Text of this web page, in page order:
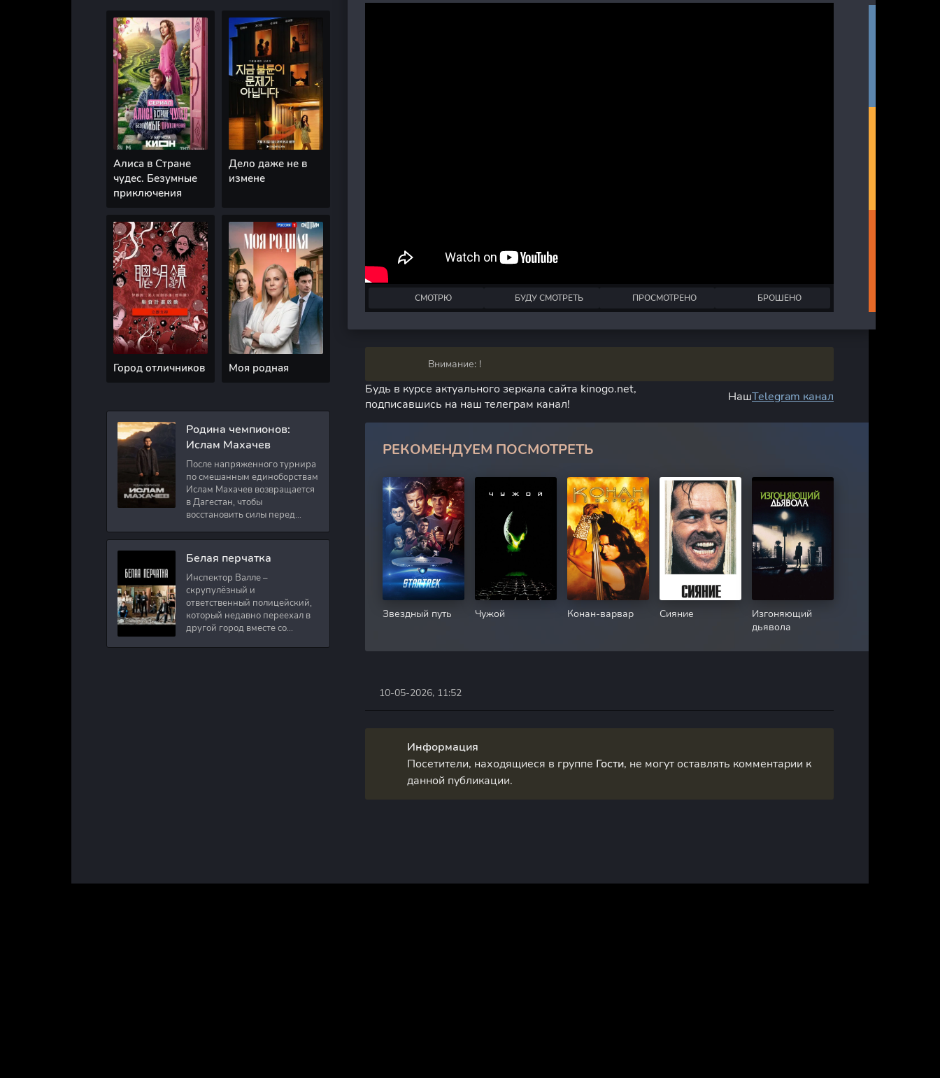
СМОТРЮ БУДУ СМОТРЕТЬ ПРОСМОТРЕНО БРОШЕНО
Внимание: !
Будь в курсе актуального зеркала сайта kinogo.net,
подписавшись на наш телеграм канал!
НашTelegram канал
РЕКОМЕНДУЕМ ПОСМОТРЕТЬ
Звездный путь Чужой Конан-варвар Сияние
Изгоняющий
дьявола
10-05-2026, 11:52
Информация
Посетители, находящиеся в группе Гости, не могут оставлять комментарии к
данной публикации.
Алиса в Стране
чудес. Безумные
приключения
Дело даже не в
измене
Город отличников Моя родная
Родина чемпионов:
Ислам Махачев
После напряженного турнира
по смешанным единоборствам
Ислам Махачев возвращается
в Дагестан, чтобы
восстановить силы перед
Вместе с ним приезжают
оператор и интервьюер,
Белая перчатка
Инспектор Валле –
скрупулёзный и
ответственный полицейский,
который недавно переехал в
другой город вместе со